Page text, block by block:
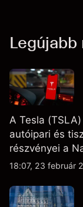
A Tesla
autóipari és
részvényei a
figyelik az
fejleményeket.
18:07, 23 február